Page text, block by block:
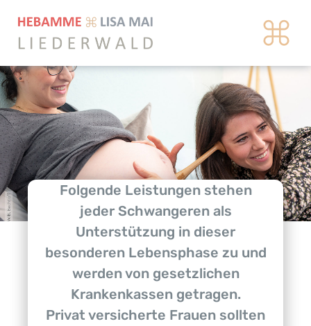
Inhalt
springen
Folgende Leistungen stehen
jeder Schwangeren als
Unterstützung in dieser
besonderen Lebensphase zu und
werden von gesetzlichen
Krankenkassen getragen.
Privat versicherte Frauen sollten